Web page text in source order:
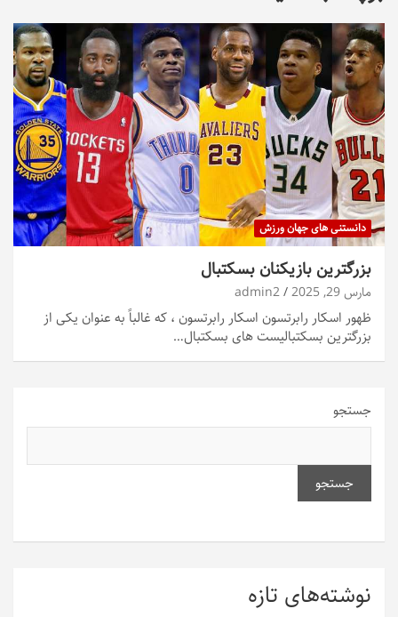
دانستنی های جهان ورزش
بزرگترین بازیکنان بسکتبال
مارس 29, 2025 admin2
ظهور اسکار رابرتسون اسکار رابرتسون ، که غالباً به عنوان یکی از
بزرگترین بسکتبالیست های بسکتبال…
جستجو
جستجو
نوشته‌های تازه